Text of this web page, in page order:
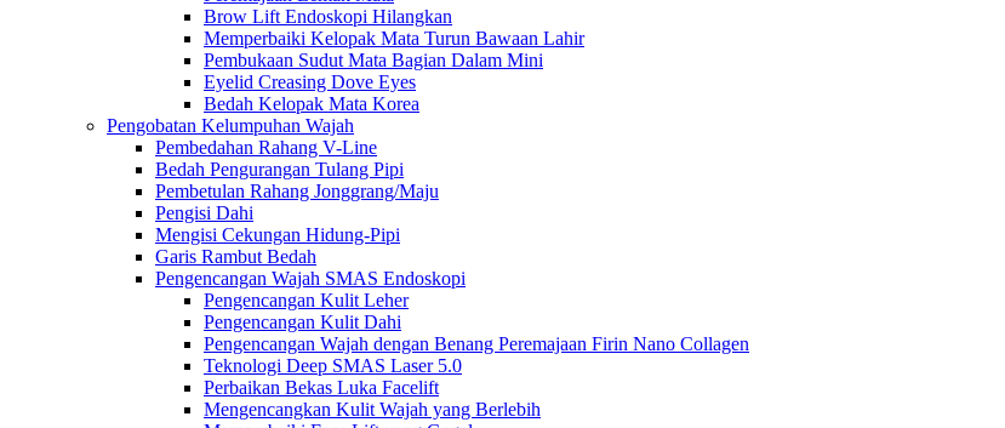
Brow Lift Endoskopi Hilangkan
Memperbaiki Kelopak Mata Turun Bawaan Lahir
Pembukaan Sudut Mata Bagian Dalam Mini
Eyelid Creasing Dove Eyes
Bedah Kelopak Mata Korea
Pengobatan Kelumpuhan Wajah
Pembedahan Rahang V-Line
Bedah Pengurangan Tulang Pipi
Pembetulan Rahang Jonggrang/Maju
Pengisi Dahi
Mengisi Cekungan Hidung-Pipi
Garis Rambut Bedah
Pengencangan Wajah SMAS Endoskopi
Pengencangan Kulit Leher
Pengencangan Kulit Dahi
Pengencangan Wajah dengan Benang Peremajaan Firin Nano Collagen
Teknologi Deep SMAS Laser 5.0
Perbaikan Bekas Luka Facelift
Mengencangkan Kulit Wajah yang Berlebih